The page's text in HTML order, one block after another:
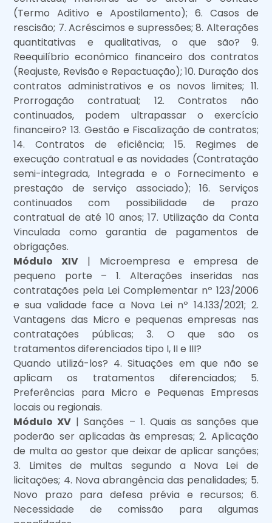
(Termo Aditivo e Apostilamento); 6. Casos de
rescisão; 7. Acréscimos e supressões; 8. Alterações
quantitativas e qualitativas, o que são? 9.
Reequilíbrio econômico financeiro dos contratos
(Reajuste, Revisão e Repactuação); 10. Duração dos
contratos administrativos e os novos limites; 11.
Prorrogação contratual; 12. Contratos não
continuados, podem ultrapassar o exercício
financeiro? 13. Gestão e Fiscalização de contratos;
14. Contratos de eficiência; 15. Regimes de
execução contratual e as novidades (Contratação
semi-integrada, Integrada e o Fornecimento e
prestação de serviço associado); 16. Serviços
continuados com possibilidade de prazo
contratual de até 10 anos; 17. Utilização da Conta
Vinculada como garantia de pagamentos de
obrigações.
Módulo XIV | Microempresa e empresa de
pequeno porte – 1. Alterações inseridas nas
contratações pela Lei Complementar nº 123/2006
e sua validade face a Nova Lei nº 14.133/2021; 2.
Vantagens das Micro e pequenas empresas nas
contratações públicas; 3. O que são os
tratamentos diferenciados tipo I, II e III?
Quando utilizá-los? 4. Situações em que não se
aplicam os tratamentos diferenciados; 5.
Preferências para Micro e Pequenas Empresas
locais ou regionais.
Módulo XV | Sanções – 1. Quais as sanções que
poderão ser aplicadas às empresas; 2. Aplicação
de multa ao gestor que deixar de aplicar sanções;
3. Limites de multas segundo a Nova Lei de
licitações; 4. Nova abrangência das penalidades; 5.
Novo prazo para defesa prévia e recursos; 6.
Necessidade de comissão para algumas